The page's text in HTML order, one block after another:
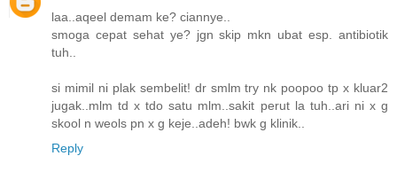
laa..aqeel demam ke? ciannye..
smoga cepat sehat ye? jgn skip mkn ubat esp. antibiotik
tuh..
si mimil ni plak sembelit! dr smlm try nk poopoo tp x kluar2
jugak..mlm td x tdo satu mlm..sakit perut la tuh..ari ni x g
skool n weols pn x g keje..adeh! bwk g klinik..
Reply